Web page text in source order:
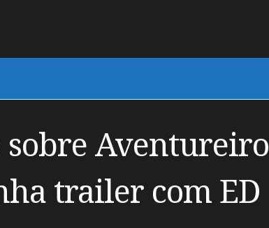
Aventureiro
trailer com ED